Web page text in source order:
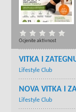
Ocjenite aktivnost
VITKA I
Lifestyle Club
NOVA VITKA I
Lifestyle Club